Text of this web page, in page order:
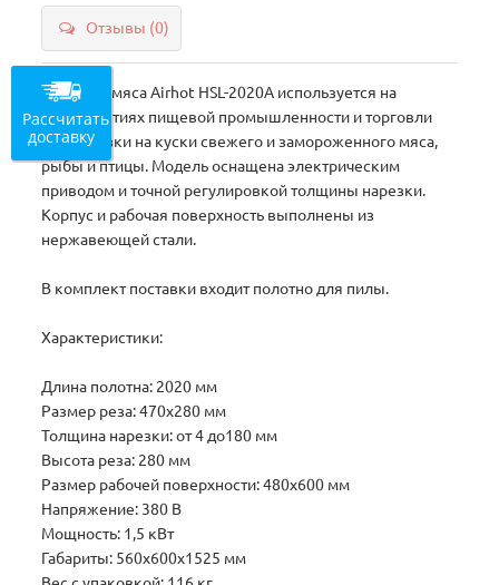
Отзывы (0)
Пила для мяса Airhot HSL-2020A используется на
предприятиях пищевой промышленности и торговли
для нарезки на куски свежего и замороженного мяса,
рыбы и птицы. Модель оснащена электрическим
приводом и точной регулировкой толщины нарезки.
Корпус и рабочая поверхность выполнены из
нержавеющей стали.
В комплект поставки входит полотно для пилы.
Характеристики:
Длина полотна: 2020 мм
Размер реза: 470x280 мм
Толщина нарезки: от 4 до180 мм
Высота реза: 280 мм
Размер рабочей поверхности: 480х600 мм
Напряжение: 380 В
Мощность: 1,5 кВт
Габариты: 560x600x1525 мм
Рассчитать
доставку